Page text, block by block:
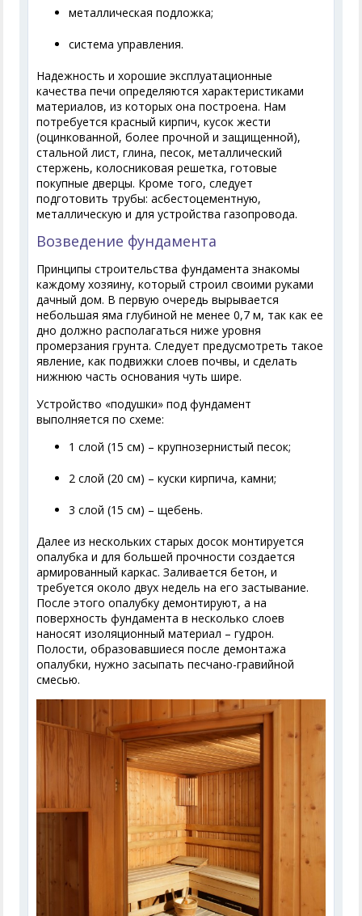
металлическая подложка;
система управления.
Надежность и хорошие эксплуатационные
качества печи определяются характеристиками
материалов, из которых она построена. Нам
потребуется красный кирпич, кусок жести
(оцинкованной, более прочной и защищенной),
стальной лист, глина, песок, металлический
стержень, колосниковая решетка, готовые
покупные дверцы. Кроме того, следует
подготовить трубы: асбестоцементную,
металлическую и для устройства газопровода.
Возведение фундамента
Принципы строительства фундамента знакомы
каждому хозяину, который строил своими руками
дачный дом. В первую очередь вырывается
небольшая яма глубиной не менее 0,7 м, так как ее
дно должно располагаться ниже уровня
промерзания грунта. Следует предусмотреть такое
явление, как подвижки слоев почвы, и сделать
нижнюю часть основания чуть шире.
Устройство «подушки» под фундамент
выполняется по схеме:
1 слой (15 см) – крупнозернистый песок;
2 слой (20 см) – куски кирпича, камни;
3 слой (15 см) – щебень.
Далее из нескольких старых досок монтируется
опалубка и для большей прочности создается
армированный каркас. Заливается бетон, и
требуется около двух недель на его застывание.
После этого опалубку демонтируют, а на
поверхность фундамента в несколько слоев
наносят изоляционный материал – гудрон.
Полости, образовавшиеся после демонтажа
опалубки, нужно засыпать песчано-гравийной
смесью.